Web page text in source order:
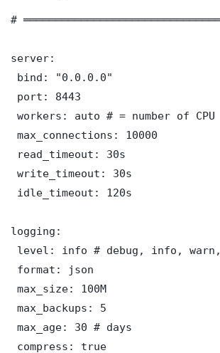
#
server:
bind: "0.0.0.0"
port: 8443
workers: auto # = number of CPU
max_connections: 10000
read_timeout: 30s
write_timeout: 30s
idle_timeout: 120s
logging:
level: info # debug, info,
format: json
max_size: 100M
max_backups: 5
max_age: 30 # days
compress: true